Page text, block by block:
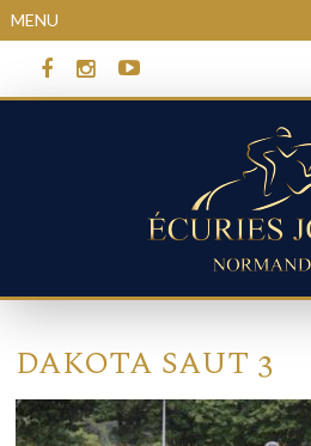
MENU
DAKOTA SAUT 3
Panneau de gestion des cookies